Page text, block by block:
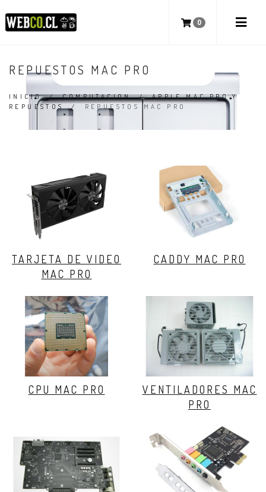
0
REPUESTOS MAC PRO
INICIO/COMPUTACION/APPLE MAC PRO Y
REPUESTOS/ REPUESTOS MAC PRO
TARJETA DE VIDEO
MAC PRO
CADDY MAC PRO
CPU MAC PRO
VENTILADORES MAC
PRO